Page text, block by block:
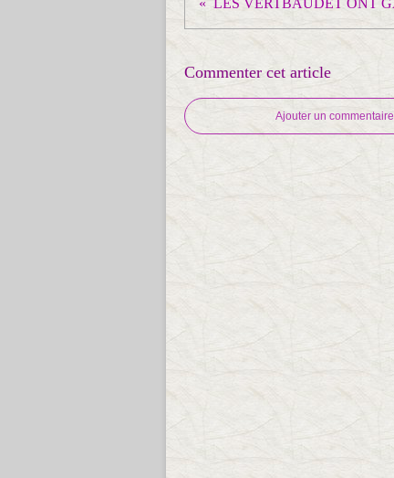
Commenter cet article
Ajouter un commentaire